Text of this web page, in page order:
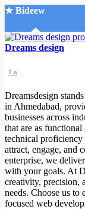
★ Bideew
Accueil
Mon compte
Créer
Mode
Dreams design
1 a
Dreamsdesign
in Ahmedabad,
businesses across
that are as
technical
attract, engage, and
enterprise, we
with your goals. At
creativity, precision,
needs. Choose us
focused web